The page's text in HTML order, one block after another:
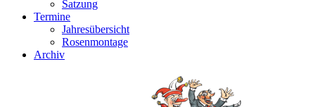
Satzung
Termine
Jahresübersicht
Rosenmontage
Archiv